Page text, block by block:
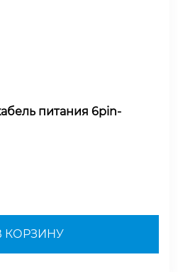
питания 6pin-
КОРЗИНУ